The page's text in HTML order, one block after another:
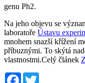
genu Ph2.
Na jeho objevu se
laboratoře Ústavu
mnohem snazší křížení
příbuznými. To skýtá
vlastnostmi.Celý článek
Facebook